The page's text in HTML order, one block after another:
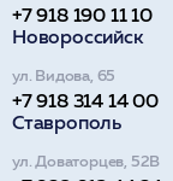
+7 918 190 11 10
Новороссийск
ул. Видова, 65
+7 918 314 14 00
Ставрополь
ул. Доваторцев, 52В